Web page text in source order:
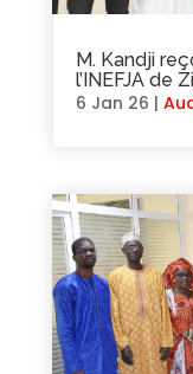
M. Kandji
l’INEFJA de
6 Jan 26 |